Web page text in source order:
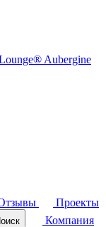
Aubergine
Проекты
Компания